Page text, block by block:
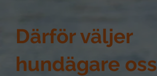
Därför väljer
hundägare oss